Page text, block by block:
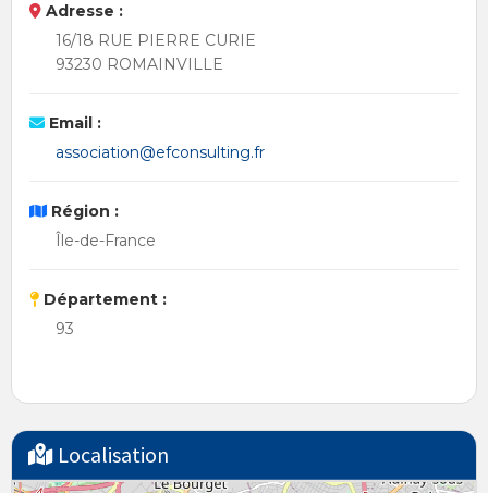
Adresse :
16/18 RUE PIERRE CURIE
93230 ROMAINVILLE
Email :
association@efconsulting.fr
Région :
Île-de-France
Département :
93
Localisation